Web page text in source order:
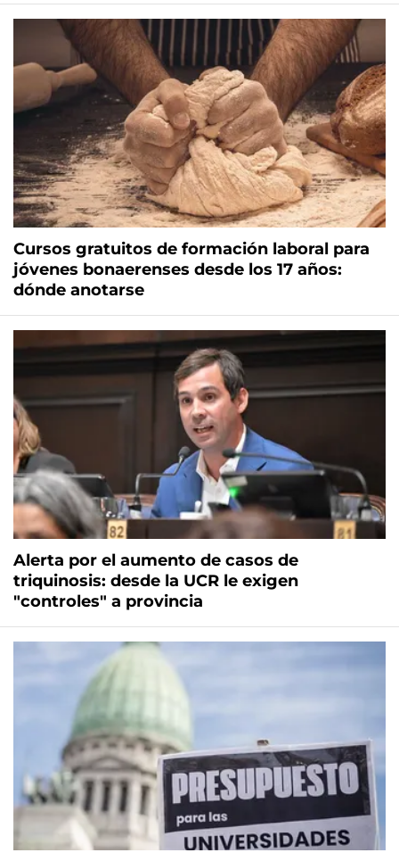
Cursos gratuitos de formación laboral para
jóvenes bonaerenses desde los 17 años:
dónde anotarse
Alerta por el aumento de casos de
triquinosis: desde la UCR le exigen
"controles" a provincia